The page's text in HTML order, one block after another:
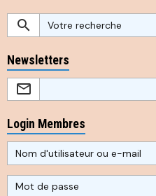
Newsletters
Login Membres